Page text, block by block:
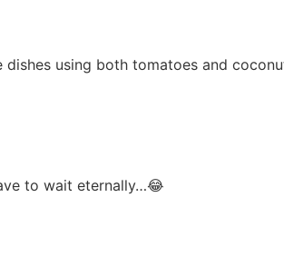
dishes using both tomatoes and
to wait eternally…😂